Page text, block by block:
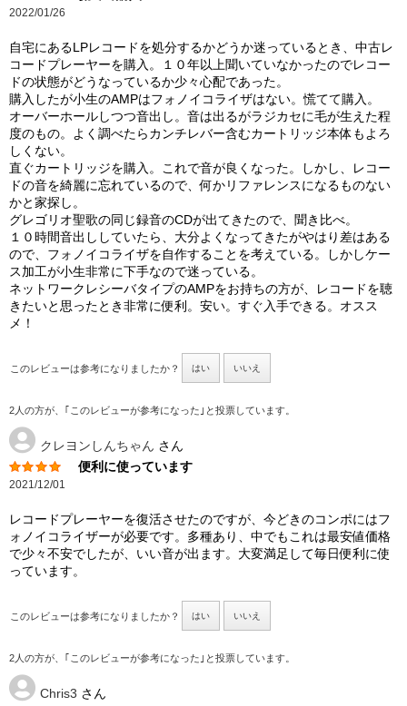
2022/01/26
自宅にあるLPレコードを処分するかどうか迷っているとき、中古レ
コードプレーヤーを購入。１０年以上聞いていなかったのでレコー
ドの状態がどうなっているか少々心配であった。
購入したが小生のAMPはフォノイコライザはない。慌てて購入。
オーバーホールしつつ音出し。音は出るがラジカセに毛が生えた程
度のもの。よく調べたらカンチレバー含むカートリッジ本体もよろ
しくない。
直ぐカートリッジを購入。これで音が良くなった。しかし、レコー
ドの音を綺麗に忘れているので、何かリファレンスになるものない
かと家探し。
グレゴリオ聖歌の同じ録音のCDが出てきたので、聞き比べ。
１０時間音出ししていたら、大分よくなってきたがやはり差はある
ので、フォノイコライザを自作することを考えている。しかしケー
ス加工が小生非常に下手なので迷っている。
ネットワークレシーバタイプのAMPをお持ちの方が、レコードを聴
きたいと思ったとき非常に便利。安い。すぐ入手できる。オスス
メ！
このレビューは参考になりましたか？ はい いいえ
2人の方が、｢このレビューが参考になった｣と投票しています。
クレヨンしんちゃん さん
便利に使っています
2021/12/01
レコードプレーヤーを復活させたのですが、今どきのコンポにはフ
ォノイコライザーが必要です。多種あり、中でもこれは最安値価格
で少々不安でしたが、いい音が出ます。大変満足して毎日便利に使
っています。
このレビューは参考になりましたか？ はい いいえ
2人の方が、｢このレビューが参考になった｣と投票しています。
Chris3 さん